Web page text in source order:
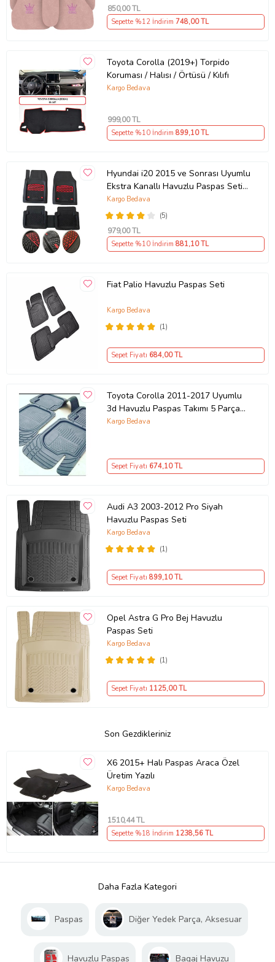
850,00 TL
Sepette %12 İndirim 748,00 TL
Toyota Corolla (2019+) Torpido
Koruması / Halısı / Örtüsü / Kılıfı
Kargo Bedava
999,00 TL
Sepette %10 İndirim 899,10 TL
Hyundai i20 2015 ve Sonrası Uyumlu
Ekstra Kanallı Havuzlu Paspas Seti
Krom Kırmızı 4D
(5)
Kargo Bedava
979,00 TL
Sepette %10 İndirim 881,10 TL
Fiat Palio Havuzlu Paspas Seti
(1)
Kargo Bedava
Sepet Fiyatı 684,00 TL
Toyota Corolla 2011-2017 Uyumlu
3d Havuzlu Paspas Takımı 5 Parça
Uygun Fiyat
Kargo Bedava
Sepet Fiyatı 674,10 TL
Audi A3 2003-2012 Pro Siyah
Havuzlu Paspas Seti
(1)
Kargo Bedava
Sepet Fiyatı 899,10 TL
Opel Astra G Pro Bej Havuzlu
Paspas Seti
(1)
Kargo Bedava
Sepet Fiyatı 1125,00 TL
Son Gezdikleriniz
X6 2015+ Halı Paspas Araca Özel
Üretim Yazılı
Kargo Bedava
1510,44 TL
Sepette %18 İndirim 1238,56 TL
Daha Fazla Kategori
Paspas Diğer Yedek Parça, Aksesuar
Havuzlu Paspas Bagaj Havuzu